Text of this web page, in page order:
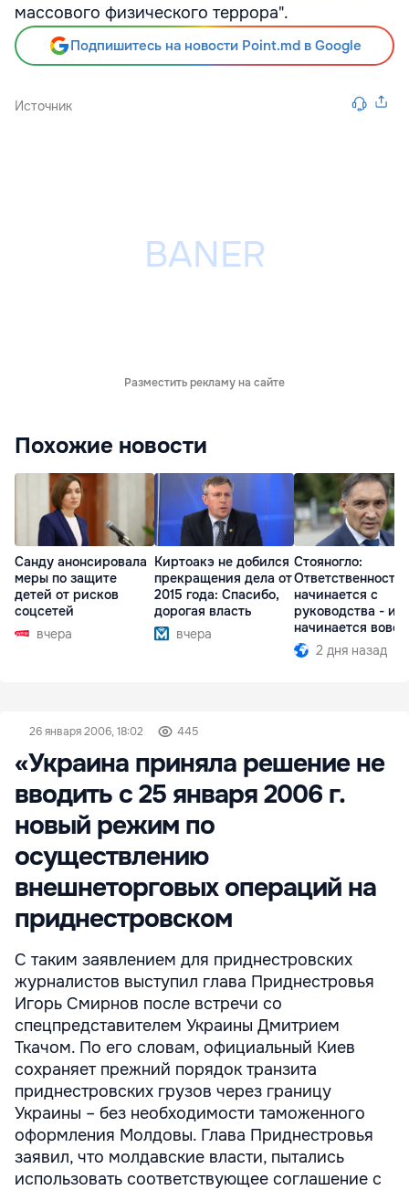
массового физического террора".
Подпишитесь на новости Point.md в Google
Источник
Разместить рекламу на сайте
Похожие новости
Санду анонсировала
меры по защите
детей от рисков
соцсетей
вчера
Киртоакэ не добился
прекращения дела от
2015 года: Спасибо,
дорогая власть
вчера
Стояногло:
Ответственность
начинается с
руководства -
начинается вовсе
2 дня назад
26 января 2006, 18:02 445
«Украина приняла решение не
вводить с 25 января 2006 г.
новый режим по
осуществлению
внешнеторговых операций на
приднестровском
С таким заявлением для приднестровских
журналистов выступил глава Приднестровья
Игорь Смирнов после встречи со
спецпредставителем Украины Дмитрием
Ткачом. По его словам, официальный Киев
сохраняет прежний порядок транзита
приднестровских грузов через границу
Украины – без необходимости таможенного
оформления Молдовы. Глава Приднестровья
заявил, что молдавские власти, пытались
использовать соответствующее соглашение с